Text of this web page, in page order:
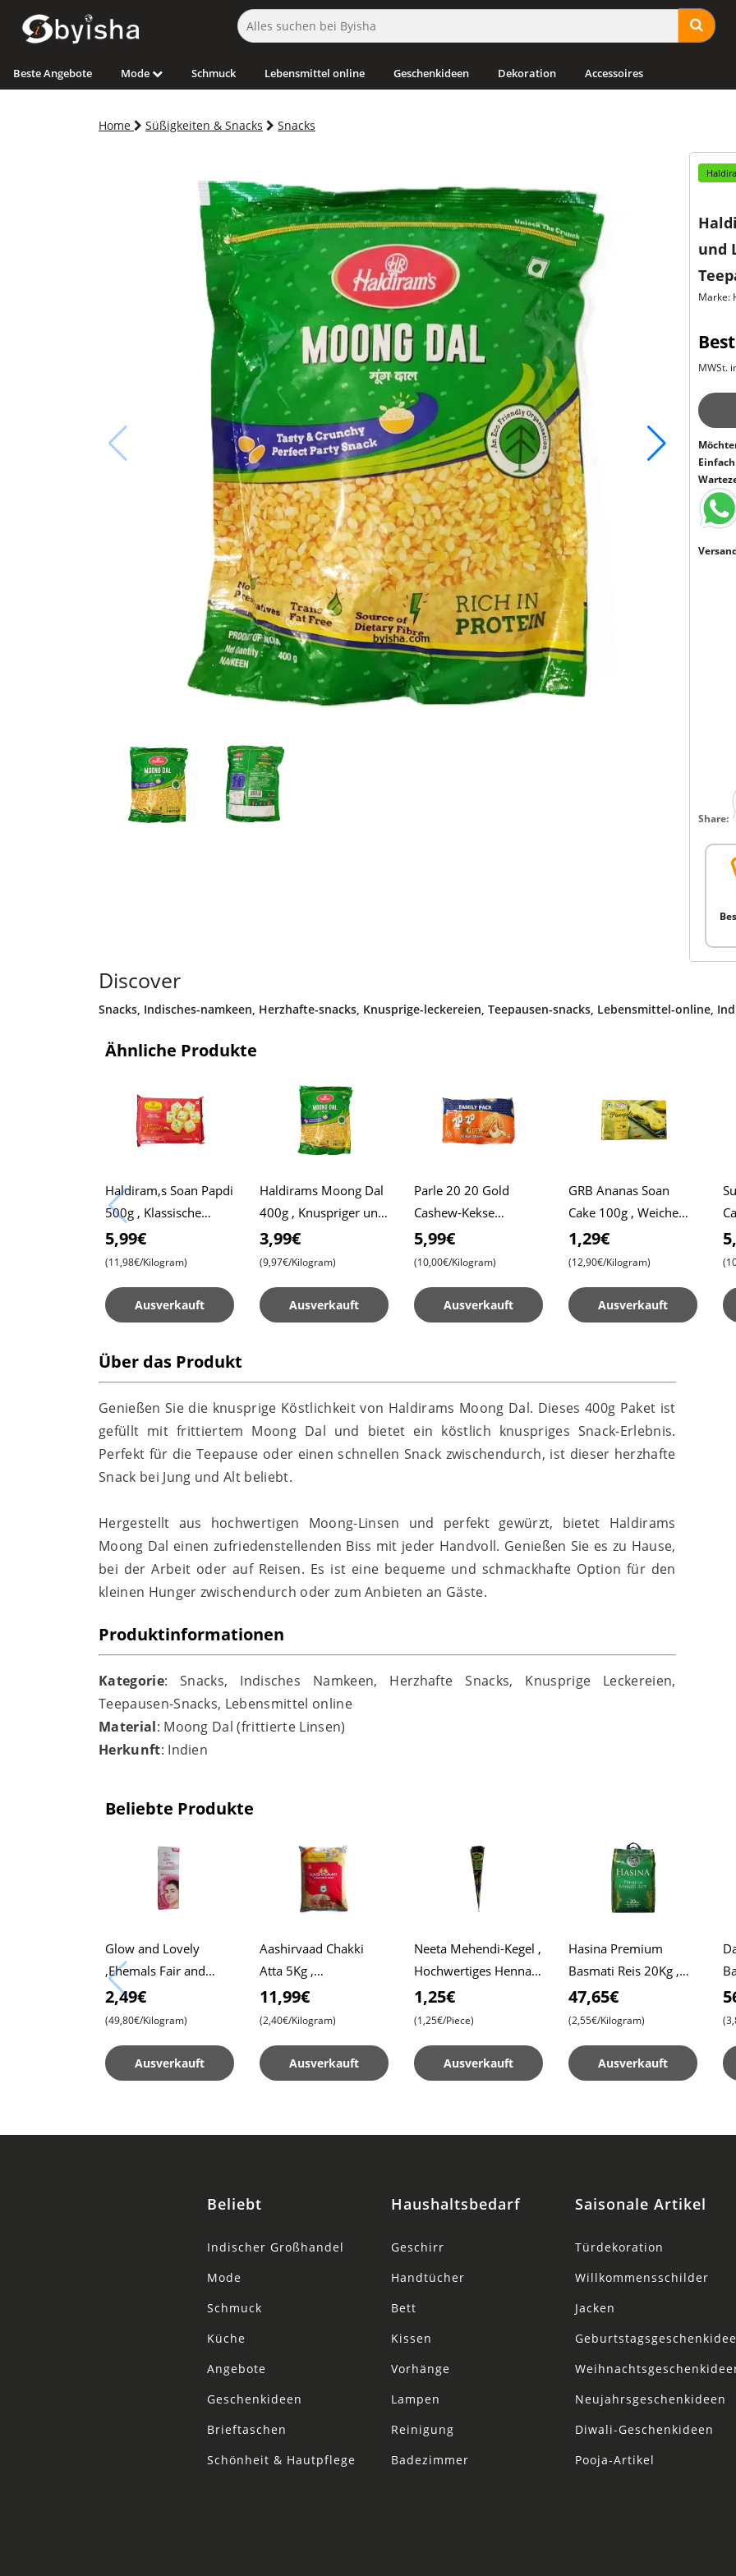
Beste Angebote Mode Schmuck Lebensmittel online Geschenkideen Dekoration Accessoires
Home Süßigkeiten & Snacks Snacks
und
Marke:
MWSt.
Share:
Discover
Snacks, Indisches-namkeen, Herzhafte-snacks, Knusprige-leckereien, Teepausen-snacks, Lebensmittel-online,
Ähnliche Produkte
Haldiram,s Soan Papdi
500g , Klassische
indische Süßigkeit ,
Flockig und Lecker
5,99€
(11,98€/Kilogram)
Ausverkauft
Haldirams Moong Dal
400g , Knuspriger und
Leckerer Snack ,
Perfekt zur Teepause
3,99€
(9,97€/Kilogram)
Ausverkauft
Parle 20 20 Gold
Cashew-Kekse
Familienpackung 600g
, Reichhaltig und
Snack für
5,99€
(10,00€/Kilogram)
Ausverkauft
GRB Ananas Soan
Cake 100g , Weiche
und Flockige Indische
Süßigkeit , Leckerer
1,29€
(12,90€/Kilogram)
Ausverkauft
Über das Produkt
Genießen Sie die knusprige Köstlichkeit von Haldirams Moong Dal. Dieses 400g Paket ist
gefüllt mit frittiertem Moong Dal und bietet ein köstlich knuspriges Snack-Erlebnis.
Perfekt für die Teepause oder einen schnellen Snack zwischendurch, ist dieser herzhafte
Snack bei Jung und Alt beliebt.
Hergestellt aus hochwertigen Moong-Linsen und perfekt gewürzt, bietet Haldirams
Moong Dal einen zufriedenstellenden Biss mit jeder Handvoll. Genießen Sie es zu Hause,
bei der Arbeit oder auf Reisen. Es ist eine bequeme und schmackhafte Option für den
kleinen Hunger zwischendurch oder zum Anbieten an Gäste.
Produktinformationen
Kategorie: Snacks, Indisches Namkeen, Herzhafte Snacks, Knusprige Leckereien,
Teepausen-Snacks, Lebensmittel online
Material: Moong Dal (frittierte Linsen)
Herkunft: Indien
Beliebte Produkte
Glow and Lovely
,Ehemals Fair and
Lovely, 50g Packung ,
Fortschrittliche Formel
2,49€
(49,80€/Kilogram)
Ausverkauft
Aashirvaad Chakki
Atta 5Kg ,
Vollkornmehl , Weiche
Roti , Chapati
11,99€
(2,40€/Kilogram)
Ausverkauft
Neeta Mehendi-Kegel ,
Hochwertiges Henna
für filigrane Designs ,
Sofort gebrauchsfertig
1,25€
(1,25€/Piece)
Ausverkauft
Hasina Premium
Basmati Reis 20Kg ,
Erschwinglicher Preis ,
Premium Qualität ,
Vergnügen
47,65€
(2,55€/Kilogram)
Ausverkauft
Beliebt
Indischer Großhandel
Mode
Schmuck
Küche
Angebote
Geschenkideen
Brieftaschen
Schönheit & Hautpflege
Haushaltsbedarf
Geschirr
Handtücher
Bett
Kissen
Vorhänge
Lampen
Reinigung
Badezimmer
Saisonale Artikel
Türdekoration
Willkommensschilder
Jacken
Neujahrsgeschenkideen
Diwali-Geschenkideen
Pooja-Artikel